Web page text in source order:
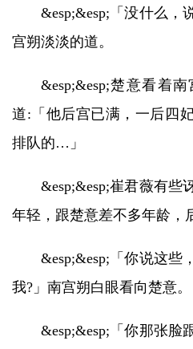
&esp;&esp;「没什么，
宫朔淡淡的道。
&esp;&esp;楚意看着
道:「他后宫已满，一后四
排队的…」
&esp;&esp;崔君薇有些
年轻，跟楚意差不多年龄，
&esp;&esp;「你说这些
我?」南宫朔白眼看向楚意。
&esp;&esp;「你那张脸